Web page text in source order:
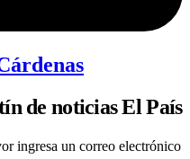
de noticias El País
ingresa un correo electrónico